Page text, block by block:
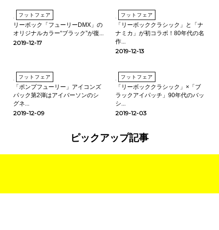
フットフェア
リーボック「フューリーDMX」の
オリジナルカラー“ブラック”が復...
2019-12-17
フットフェア
「リーボッククラシック」と「ナ
ナミカ」が初コラボ！80年代の名
作...
2019-12-13
フットフェア
「ポンプフューリー」アイコンズ
パック第2弾はアイバーソンのシ
グネ...
2019-12-09
フットフェア
「リーボッククラシック」×「ブ
ラックアイパッチ」90年代のバッ
シ...
2019-12-03
ピックアップ記事